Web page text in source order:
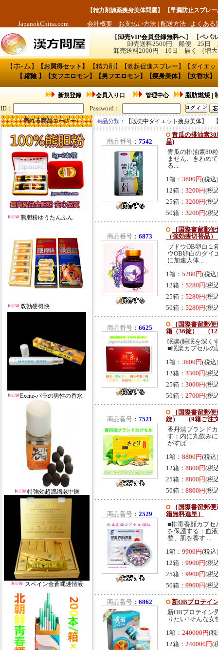
【精力剤媚薬痩身美体問屋】 【早漏防止スプレ
JapanokChina.com 会社概要 | お支払い方法 | 配送方法 | よくある
【卸売VIP会員登録無料へ】 【ペパ
卸売送料2500円 船便 25日
卸売送料2000円 10日 届く （増大
【ホ-ム 】 【お買得セット 】 【精力剤 】【勃起促進スプレー 】【 ダイエ
【 縮陰 】【女フエロモン】【男フエロモン】 【痩身美体】 【女香水】
新規登録 会員入り口 管理中心 脂肪燃焼|
ID ： Password ：
売れる商品コーナー
熊胆粉ゆうたんふん
双効硬得快
Excite-バラの男性の香水
特強効超濃縮老中医
スペイン金蒼蝿迷情液
商品分類： 【販売中ダイエット痩身美体】
商品番号 ： 7542
青瓜の排油素
呈)
青瓜の排油素80
ません、きわめ
る....
1箱： 3600円(税
12箱： 3200円(税
25箱： 3200円(税
50箱： 3200円(税
商品番号 ： 6873
｛国際書留郵
（強効痩切替品
ブドウOB卵白１
ウOB卵白のダイ
に加速人体....
1箱： 5280円(税
12箱： 5280円(税
25箱： 5280円(税
50箱： 5280円(税
商品番号 ： 6625
｛国際書留郵
箱（36錠） （12
眠楽(睡眠を深く
■眠楽カプセルの
1箱： 3600円(税
12箱： 3300円(税
25箱： 3000円(税
50箱： 2700円(税
商品番号 ： 7521
｛国際書留郵
錠） （9箱ご注
香丹清ブランド
す；内に丸飲み
がすば....
1箱： 8800円(税
12箱： 8800円(税
25箱： 8800円(税
50箱： 8800円(税
商品番号 ： 2529
｛国際書留郵
箱無料進呈）
■排毒養顔カブセ
を保護する；血
整、肌を養す....
1箱： 9900円(税
12箱： 9900円(税
25箱： 9900円(税
50箱： 9900円(税
商品番号 ： 6862
新OBプロテイ
新OBプロテイン
りたい !そんな女
1箱： 240000円(
12箱： 240000円(